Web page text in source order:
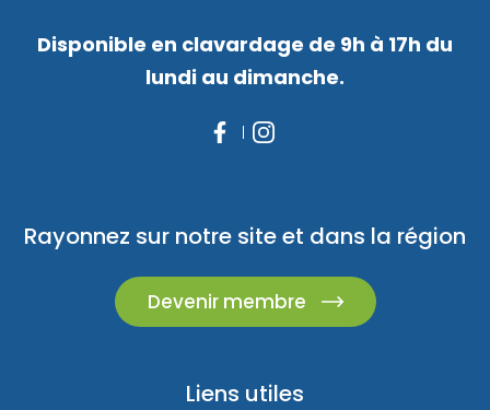
Disponible en clavardage de 9h à 17h du
lundi au dimanche.
Rayonnez sur notre site et dans la région
Devenir membre
Liens utiles